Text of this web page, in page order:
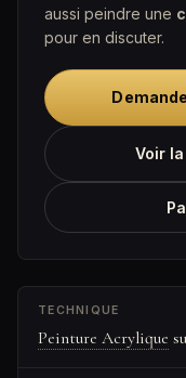
aussi peindre une
pour en discuter.
Voir
TECHNIQUE
Peinture Acrylique